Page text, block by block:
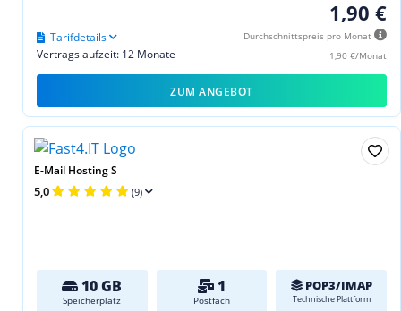
1,90 €
Durchschnittspreis pro Monat
1,90 €/Monat
Vertragslaufzeit: 12 Monate
Tarifdetails
ZUM ANGEBOT
E-Mail Hosting S
5,0 (9)
10 GB
Speicherplatz
1
Postfach
POP3/IMAP
Technische Plattform